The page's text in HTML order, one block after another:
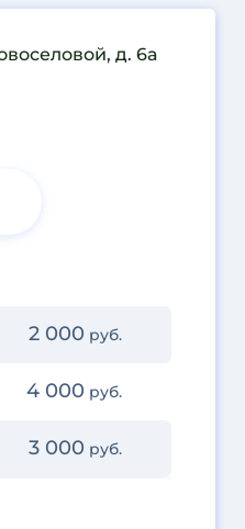
д. 6а
2 000 руб.
4 000 руб.
3 000 руб.